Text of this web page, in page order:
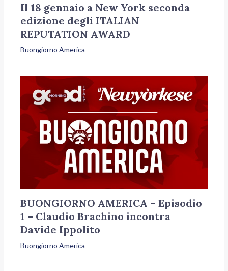
Il 18 gennaio a New York seconda
edizione degli ITALIAN
REPUTATION AWARD
Buongiorno America
BUONGIORNO AMERICA – Episodio
1 – Claudio Brachino incontra
Davide Ippolito
Buongiorno America